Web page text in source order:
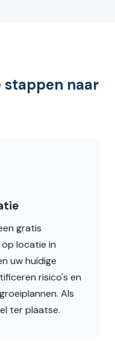
stappen naar
gratis
locatie in
uw huidige
risico's en
Als
ter plaatse.